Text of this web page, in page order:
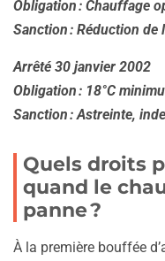
Obligation : Chauffage
Sanction : Réduction
Arrêté 30 janvier 2002
Obligation : 18°C
Sanction : Astreinte,
Quels droits
quand le
panne ?
À la première bouffée